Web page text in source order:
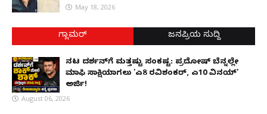
May 18, 2026
ಗ್ಲಾಮರ್ ಜನಪ್ರಿಯ ಸುದ್ದಿ
ನಟ ದರ್ಶನ್‌ಗೆ ಮತ್ತಷ್ಟು ಸಂಕಷ್ಟ: ಪ್ರದೋಷ್ ಬೆನ್ನಲ್ಲೇ
ಮಾಫಿ ಸಾಕ್ಷಿಯಾಗಲು 'ಎ8 ರವಿಶಂಕರ್, ಎ10 ವಿನಯ್'
ಅರ್ಜಿ!
August 06, 2026